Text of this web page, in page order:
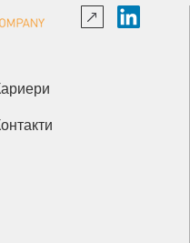
Кариери
Контакти